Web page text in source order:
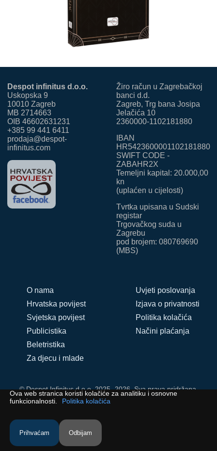
Despot infinitus d.o.o.
Uskopska 9
10010 Zagreb
MB 2714663
OIB 46602631231
+385 99 441 6411
prodaja@despot-
infinitus.com
Žiro račun u Zagrebačkoj
banci d.d.
Zagreb, Trg bana Josipa
Jelačića 10
2360000-1102181880
IBAN
HR5423600001102181880
SWIFT CODE -
ZABAHR2X
Temeljni kapital: 20.000,00
kn
(uplaćen u cijelosti)
Tvrtka upisana u Sudski
registar
Trgovačkog suda u
Zagrebu
pod brojem: 080769690
(MBS)
O nama
Hrvatska povijest
Svjetska povijest
Publicistika
Beletristika
Za djecu i mlade
Uvjeti poslovanja
Izjava o privatnosti
Politika kolačića
Načini plaćanja
© Despot Infinitus d.o.o. 2025.-2026. Sva prava pridržana.
Ova web stranica koristi kolačiće za analitiku i osnovne
funkcionalnosti.
Politika kolačića
Prihvaćam Odbijam